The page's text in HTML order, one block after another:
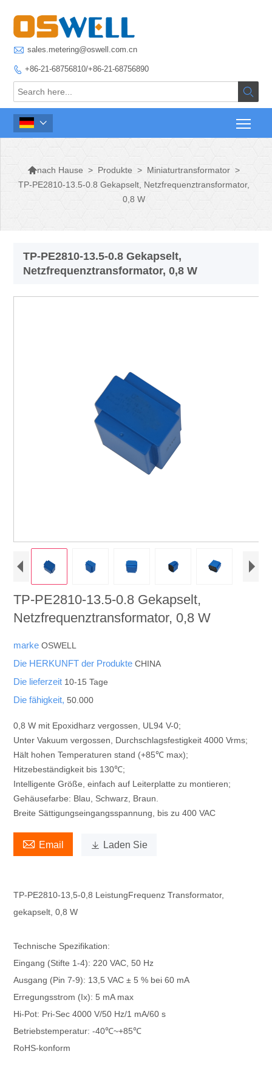
 sales.metering@oswell.com.cn
 +86-21-68756810/+86-21-68756890


nach Hause > Produkte > Miniaturtransformator >
TP-PE2810-13.5-0.8 Gekapselt, Netzfrequenztransformator,
0,8 W
TP-PE2810-13.5-0.8 Gekapselt,
Netzfrequenztransformator, 0,8 W
TP-PE2810-13.5-0.8 Gekapselt,
Netzfrequenztransformator, 0,8 W
markeOSWELL
Die HERKUNFT der ProdukteCHINA
Die lieferzeit 10-15 Tage
Die fähigkeit,50.000
0,8 W mit Epoxidharz vergossen, UL94 V-0;
Unter Vakuum vergossen, Durchschlagsfestigkeit 4000 Vrms;
Hält hohen Temperaturen stand (+85℃ max);
Hitzebeständigkeit bis 130℃;
Intelligente Größe, einfach auf Leiterplatte zu montieren;
Gehäusefarbe: Blau, Schwarz, Braun.
Breite Sättigungseingangsspannung, bis zu 400 VAC
 Email  Laden Sie
TP-PE2810-13,5-0,8 LeistungFrequenzTransformator,
gekapselt, 0,8 W
Technische Spezifikation:
Eingang (Stifte 1-4): 220 VAC, 50 Hz
Ausgang (Pin 7-9): 13,5 VAC ± 5 % bei 60 mA
Erregungsstrom (Ix): 5 mA max
Hi-Pot: Pri-Sec 4000 V/50 Hz/1 mA/60 s
Betriebstemperatur: -40℃~+85℃
RoHS-konform